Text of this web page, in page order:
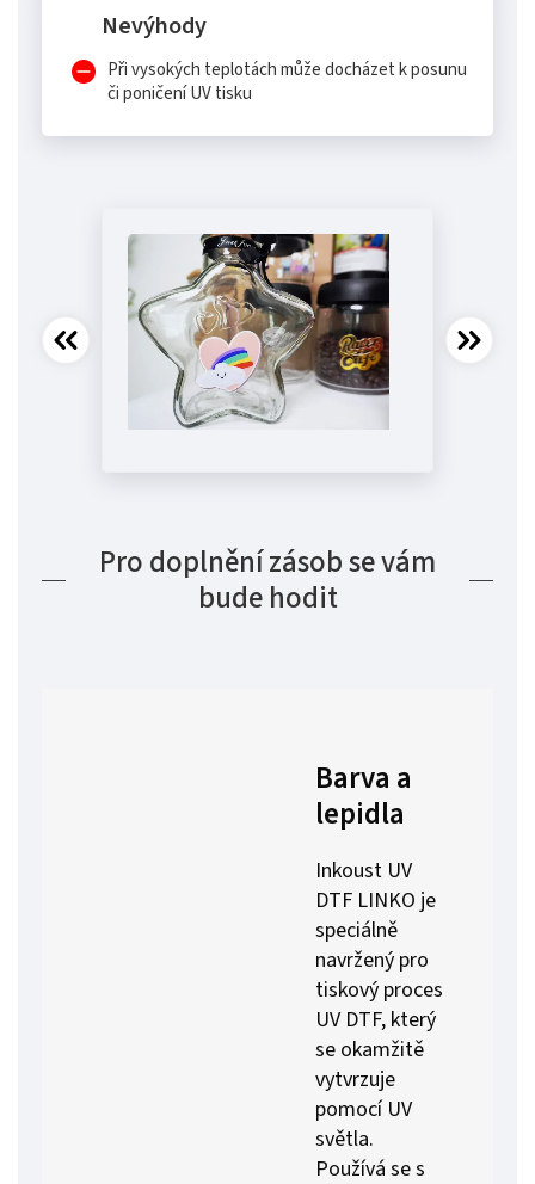
Nevýhody
Při vysokých teplotách může docházet k posunu
či poničení UV tisku
Pro doplnění zásob se vám
bude hodit
Barva a
lepidla
Inkoust UV
DTF LINKO je
speciálně
navržený pro
tiskový proces
UV DTF, který
se okamžitě
vytvrzuje
pomocí UV
světla.
Používá se s